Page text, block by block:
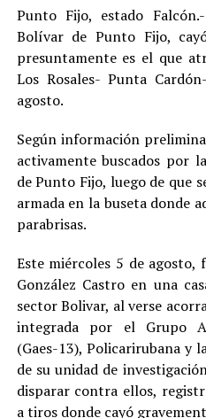
Punto Fijo, estado
Bolívar de Punto Fijo,
presuntamente es el que
Los Rosales- Punta
agosto.
Según información
activamente buscados por
de Punto Fijo, luego de que
armada en la buseta donde
parabrisas.
Este miércoles 5 de agosto,
González Castro en una
sector Bolivar, al verse
integrada por el Grupo
(Gaes-13), Policarirubana y
de su unidad de
disparar contra ellos,
a tiros donde cayó